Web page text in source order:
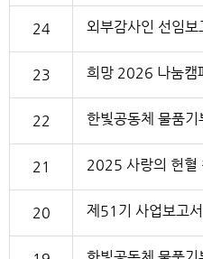
24 외부감사인 선임보
23 희망 2026 나눔캠
22 한빛공동체 물품기
21 2025 사랑의 헌혈
20 제51기 사업보고